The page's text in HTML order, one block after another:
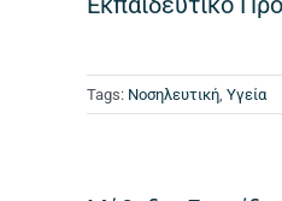
Tags: Νοσηλευτική, Υγεία